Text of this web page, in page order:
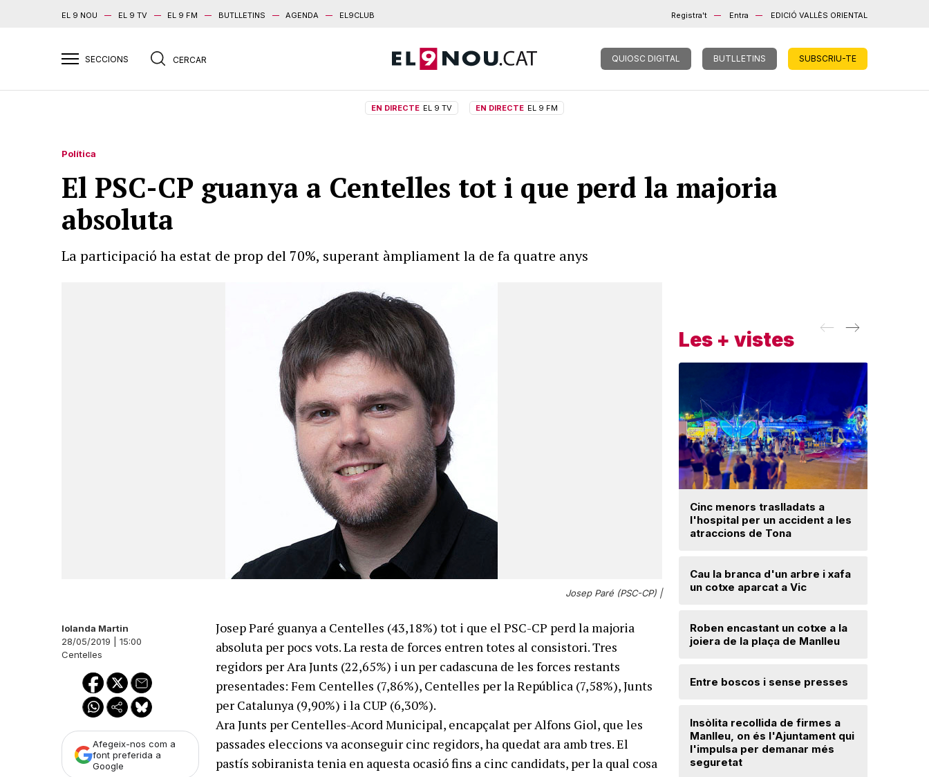
EL 9 NOU EL 9 TV EL 9 FM BUTLLETINS AGENDA EL9CLUB Registra't Entra EDICIÓ VALLÈS ORIENTAL
QUIOSC DIGITAL BUTLLETINS SUBSCRIU-TE
EN DIRECTE EL 9 TV EN DIRECTE EL 9 FM
Política
El PSC-CP guanya a Centelles tot i que perd la majoria
absoluta
La participació ha estat de prop del 70%, superant àmpliament la de fa quatre anys
Josep Paré (PSC-CP) |
Iolanda Martin
28/05/2019 | 15:00
Centelles
Afegeix-nos com a
font preferida a
Google
Josep Paré guanya a Centelles (43,18%) tot i que el PSC-CP perd la majoria
absoluta per pocs vots. La resta de forces entren totes al consistori. Tres
regidors per Ara Junts (22,65%) i un per cadascuna de les forces restants
presentades: Fem Centelles (7,86%), Centelles per la República (7,58%), Junts
per Catalunya (9,90%) i la CUP (6,30%).
Ara Junts per Centelles-Acord Municipal, encapçalat per Alfons Giol, que les
passades eleccions va aconseguir cinc regidors, ha quedat ara amb tres. El
pastís sobiranista tenia en aquesta ocasió fins a cinc candidats, per la qual cosa
Les + vistes
Cinc menors traslladats a
l'hospital per un accident a les
atraccions de Tona
Cau la branca d'un arbre i xafa
un cotxe aparcat a Vic
Roben encastant un cotxe a la
joiera de la plaça de Manlleu
Entre boscos i sense presses
Insòlita recollida de firmes a
Manlleu, on és l'Ajuntament qui
l'impulsa per demanar més
seguretat